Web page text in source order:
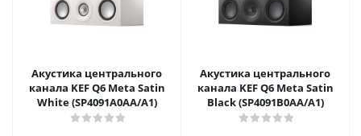
Акустика центрального
канала KEF Q6 Meta Satin
White (SP4091A0AA/A1)
Акустика центрального
канала KEF Q6 Meta Satin
Black (SP4091B0AA/A1)